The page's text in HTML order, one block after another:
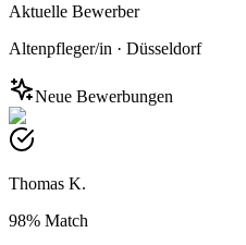
Aktuelle Bewerber
Altenpfleger/in · Düsseldorf
Neue Bewerbungen
Thomas K.
98% Match